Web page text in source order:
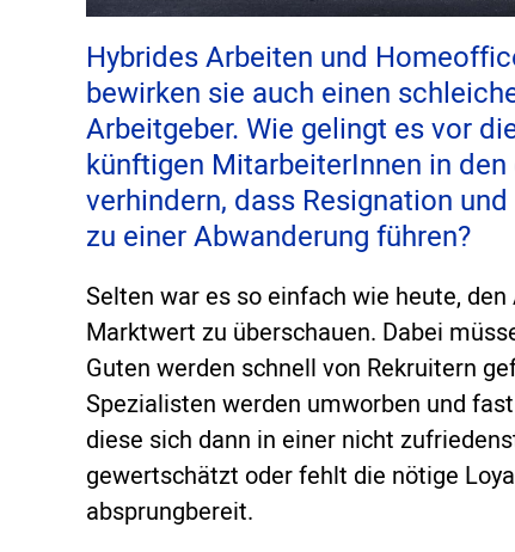
Hybrides Arbeiten und
bewirken sie auch einen
Arbeitgeber. Wie gelingt es vor
künftigen MitarbeiterInnen in
verhindern, dass Resignation
zu einer Abwanderung führen?
Selten war es so einfach wie heute,
Marktwert zu überschauen. Dabei
Guten werden schnell von Rekruitern
Spezialisten werden umworben und
diese sich dann in einer nicht
gewertschätzt oder fehlt die nötige
absprungbereit.